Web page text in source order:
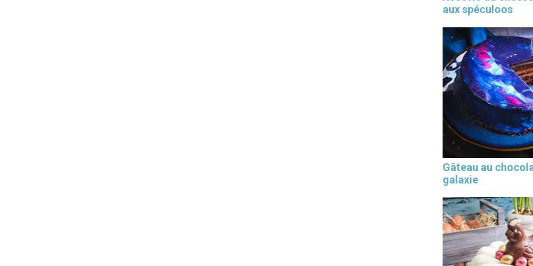
aux spéculoos
Gâteau au
galaxie